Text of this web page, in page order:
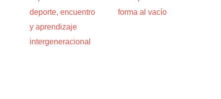
deporte, encuentro
y aprendizaje
intergeneracional
forma al vacío